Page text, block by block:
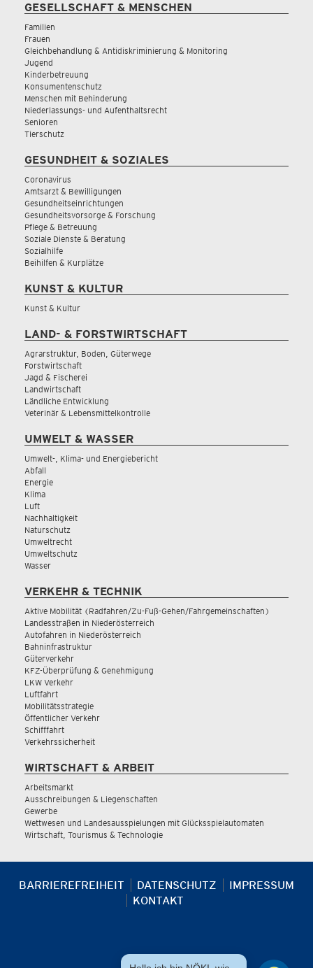
GESELLSCHAFT & MENSCHEN
Familien
Frauen
Gleichbehandlung & Antidiskriminierung & Monitoring
Jugend
Kinderbetreuung
Konsumentenschutz
Menschen mit Behinderung
Niederlassungs- und Aufenthaltsrecht
Senioren
Tierschutz
GESUNDHEIT & SOZIALES
Coronavirus
Amtsarzt & Bewilligungen
Gesundheitseinrichtungen
Gesundheitsvorsorge & Forschung
Pflege & Betreuung
Soziale Dienste & Beratung
Sozialhilfe
Beihilfen & Kurplätze
KUNST & KULTUR
Kunst & Kultur
LAND- & FORSTWIRTSCHAFT
Agrarstruktur, Boden, Güterwege
Forstwirtschaft
Jagd & Fischerei
Landwirtschaft
Ländliche Entwicklung
Veterinär & Lebensmittelkontrolle
UMWELT & WASSER
Umwelt-, Klima- und Energiebericht
Abfall
Energie
Klima
Luft
Nachhaltigkeit
Naturschutz
Umweltrecht
Umweltschutz
Wasser
VERKEHR & TECHNIK
Aktive Mobilität (Radfahren/Zu-Fuß-Gehen/Fahrgemeinschaften)
Landesstraßen in Niederösterreich
Autofahren in Niederösterreich
Bahninfrastruktur
Güterverkehr
KFZ-Überprüfung & Genehmigung
LKW Verkehr
Luftfahrt
Mobilitätsstrategie
Öffentlicher Verkehr
Schifffahrt
Verkehrssicherheit
WIRTSCHAFT & ARBEIT
Arbeitsmarkt
Ausschreibungen & Liegenschaften
Gewerbe
Wettwesen und Landesausspielungen mit Glücksspielautomaten
Wirtschaft, Tourismus & Technologie
BARRIEREFREIHEIT DATENSCHUTZ
IMPRESSUM
KONTAKT